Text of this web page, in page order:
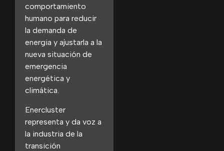
comportamiento
humano para reducir
la demanda de
energia y ajustarla a la
nueva situación de
emergencia
energética y
climática.
Enercluster
representa y da voz a
la industria de la
transición